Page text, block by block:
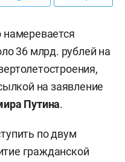
намеревается
36 млрд. рублей на
на заявление
Путина.
по двум
гражданской